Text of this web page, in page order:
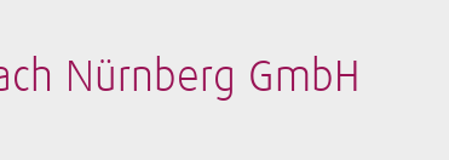
Nürnberg GmbH